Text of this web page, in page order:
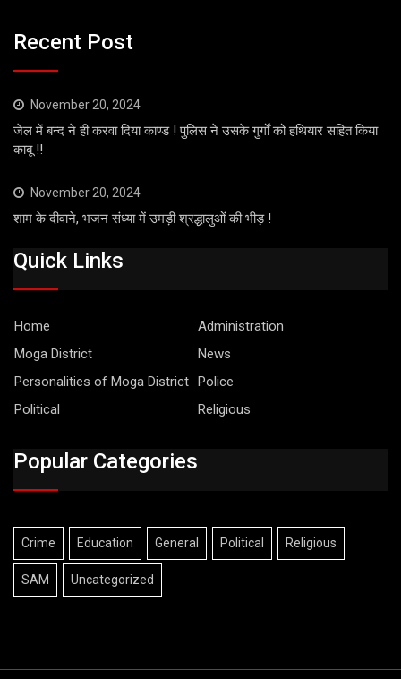
Recent Post
November 20, 2024
जेल में बन्द ने ही करवा दिया काण्ड ! पुलिस ने उसके गुर्गों को हथियार सहित किया
काबू !!
November 20, 2024
शाम के दीवाने, भजन संध्या में उमड़ी श्रद्धालुओं की भीड़ !
Quick Links
Home
Administration
Moga District
News
Personalities of Moga District Police
Political
Religious
Popular Categories
Crime Education General Political Religious
SAM Uncategorized